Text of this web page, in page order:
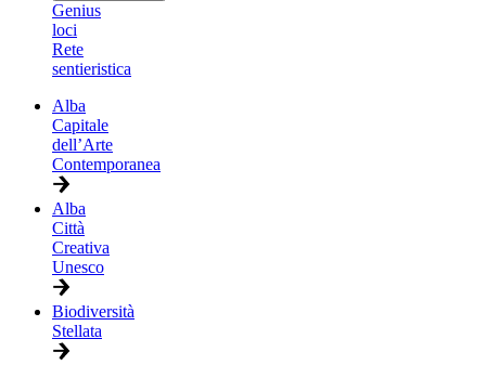
Genius
loci
Rete
sentieristica
Alba
Capitale
dell’Arte
Contemporanea
Alba
Città
Creativa
Unesco
Biodiversità
Stellata